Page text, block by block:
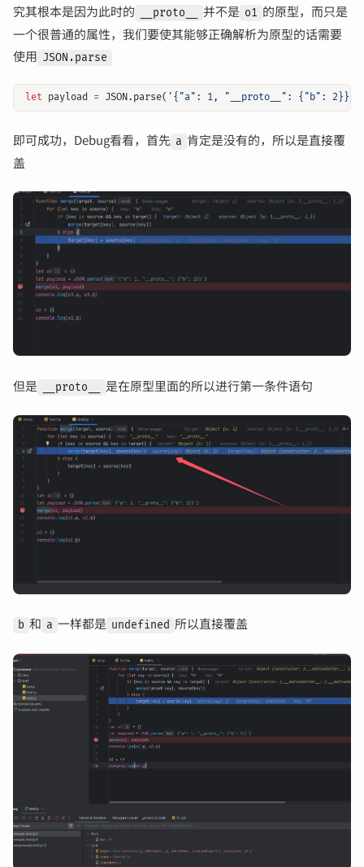
究其根本是因为此时的 __proto__ 并不是 o1 的原型，而只是
一个很普通的属性，我们要使其能够正确解析为原型的话需要
使用 JSON.parse
let payload = JSON. parse( '{"a": 1, "__proto__": {"b": 2}}'
即可成功，Debug看看，首先 a 肯定是没有的，所以是直接覆
盖
但是 __proto__ 是在原型里面的所以进行第一条件语句
b 和 a 一样都是 undefined 所以直接覆盖